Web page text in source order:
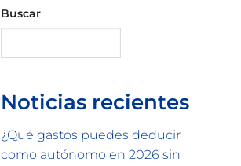
Buscar
Noticias recientes
¿Qué gastos puedes deducir
como autónomo en 2026 sin